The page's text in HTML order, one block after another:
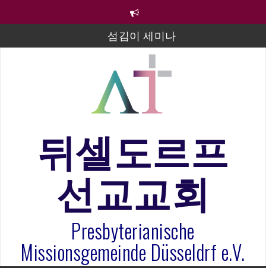
섬김이 세미나
김태희 자매 졸업연주
2023년 어린이 주일 유초등부 발표
라합3 나라 봉헌송
은퇴사-우선화 권사
20260322 주안에 가만히 머물기(요한복음 15:1-17) 손
훈목사
뒤셀도르프
선교교회
Presbyterianische
Missionsgemeinde Düsseldrf e.V.